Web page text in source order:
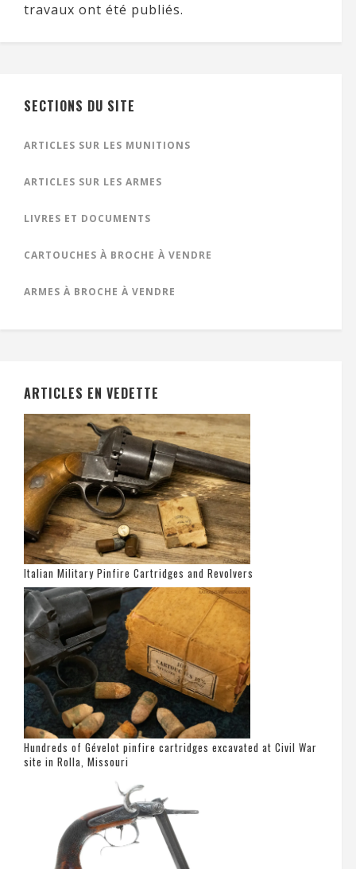
travaux ont été publiés.
SECTIONS DU SITE
ARTICLES SUR LES MUNITIONS
ARTICLES SUR LES ARMES
LIVRES ET DOCUMENTS
CARTOUCHES À BROCHE À VENDRE
ARMES À BROCHE À VENDRE
ARTICLES EN VEDETTE
Italian Military Pinfire Cartridges and Revolvers
Hundreds of Gévelot pinfire cartridges excavated at Civil War
site in Rolla, Missouri